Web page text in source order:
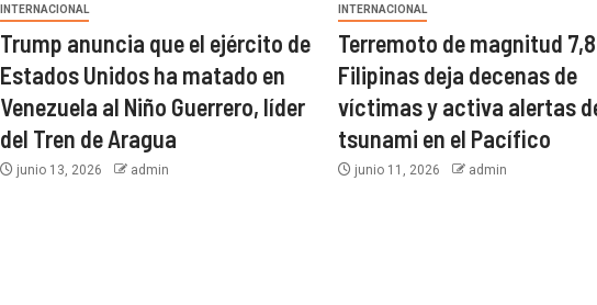
INTERNACIONAL
Trump anuncia que el ejército de
Estados Unidos ha matado en
Venezuela al Niño Guerrero, líder
del Tren de Aragua
junio 13, 2026 admin
INTERNACIONAL
Terremoto de magnitud
Filipinas deja decenas de
víctimas y activa alertas
tsunami en el Pacífico
junio 11, 2026 admin